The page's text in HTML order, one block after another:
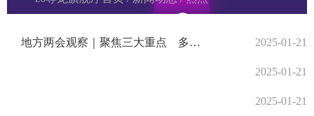
2025-01-21
地方两会观察｜聚焦三大重点 多地绘就2025年新质生产力发展图谱
2025-01-21
2025-01-21